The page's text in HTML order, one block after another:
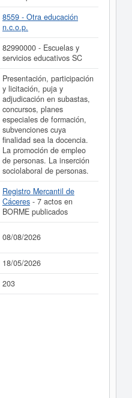
08/2026.
8559 - Otra educación
n.c.o.p.
82990000 - Escuelas y
servicios educativos SC
Presentación, participación
y licitación, puja y
adjudicación en subastas,
concursos, planes
especiales de formación,
subvenciones cuya
finalidad sea la docencia.
La promoción de empleo
de personas. La inserción
sociolaboral de personas.
Registro Mercantil de
Cáceres - 7 actos en
BORME publicados
08/08/2026
18/05/2026
203